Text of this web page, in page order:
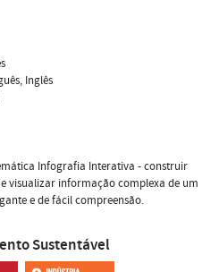
Inglês
Infografia Interativa - construir
visualizar informação complexa de um
e de fácil compreensão.
Sustentável